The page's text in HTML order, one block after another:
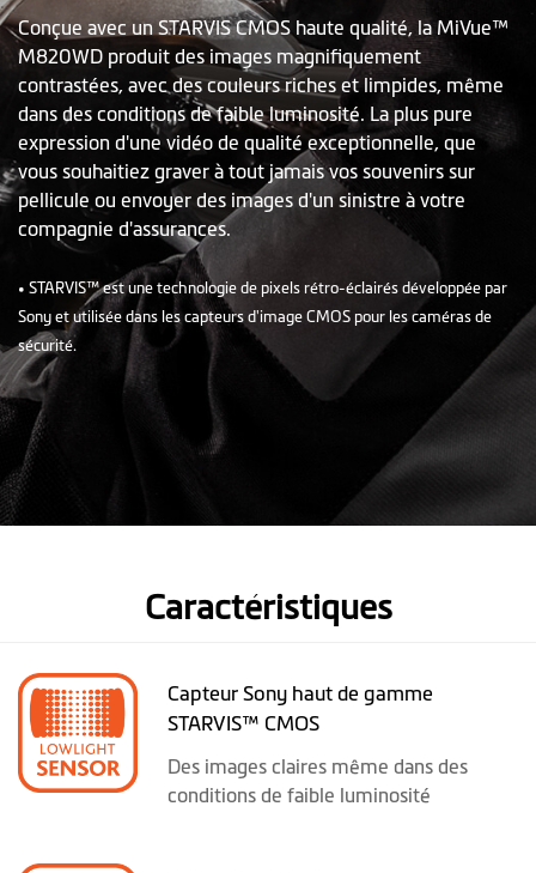
Conçue avec un STARVIS CMOS haute qualité, la MiVue™
M820WD produit des images magnifiquement
contrastées, avec des couleurs riches et limpides, même
dans des conditions de faible luminosité. La plus pure
expression d'une vidéo de qualité exceptionnelle, que
vous souhaitiez graver à tout jamais vos souvenirs sur
pellicule ou envoyer des images d'un sinistre à votre
compagnie d'assurances.
• STARVIS™ est une technologie de pixels rétro-éclairés développée par
Sony et utilisée dans les capteurs d'image CMOS pour les caméras de
sécurité.
Caractéristiques
Capteur Sony haut de gamme
STARVIS™ CMOS
Des images claires même dans des
conditions de faible luminosité